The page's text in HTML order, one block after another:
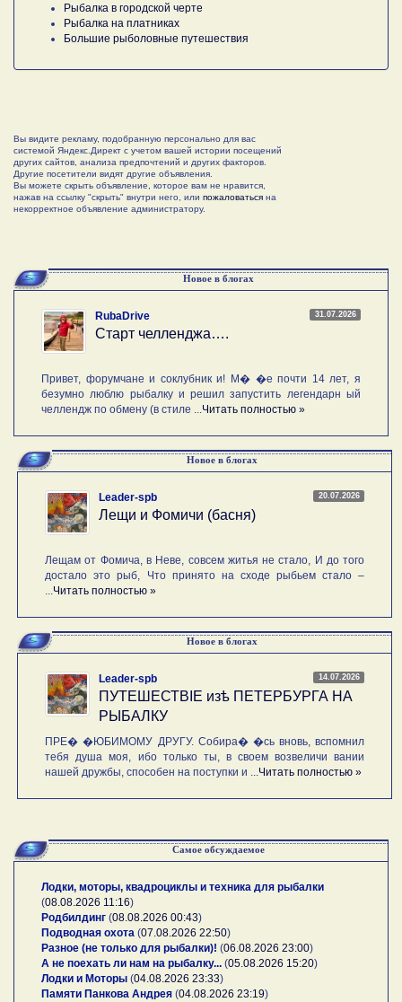
Рыбалка в городской черте
Рыбалка на платниках
Большие рыболовные путешествия
Вы видите рекламу, подобранную персонально для вас
системой Яндекс.Директ с учетом вашей истории посещений
других сайтов, анализа предпочтений и других факторов.
Другие посетители видят другие объявления.
Вы можете скрыть объявление, которое вам не нравится,
нажав на ссылку "скрыть" внутри него, или пожаловаться на
некорректное объявление администратору.
Новое в блогах
31.07.2026
RubaDrive
Старт челленджа….
Привет, форумчане и соклубник и! М� �е почти 14 лет, я
безумно люблю рыбалку и решил запустить легендарн ый
челлендж по обмену (в стиле ... Читать полностью »
Новое в блогах
20.07.2026
Leader-spb
Лещи и Фомичи (басня)
Лещам от Фомича, в Неве, совсем житья не стало, И до того
достало это рыб, Что принято на сходе рыбьем стало –
Читать полностью »
Новое в блогах
14.07.2026
Leader-spb
ПУТЕШЕСТВIE изѣ ПЕТЕРБУРГА НА
РЫБАЛКУ
ПРЕ� �ЮБИМОМУ ДРУГУ. Собира� �сь вновь, вспомнил
тебя душа моя, ибо только ты, в своем возвеличи вании
нашей дружбы, способен на поступки и ... Читать полностью »
Самое обсуждаемое
Лодки, моторы, квадроциклы и техника для рыбалки
(08.08.2026 11:16)
Родбилдинг (08.08.2026 00:43)
Подводная охота (07.08.2026 22:50)
Разное (не только для рыбалки)! (06.08.2026 23:00)
А не поехать ли нам на рыбалку... (05.08.2026 15:20)
Лодки и Моторы (04.08.2026 23:33)
Памяти Панкова Андрея (04.08.2026 23:19)